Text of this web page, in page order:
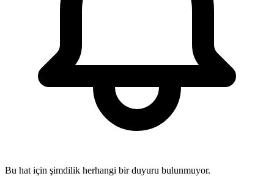
Bu hat için şimdilik herhangi bir duyuru bulunmuyor.